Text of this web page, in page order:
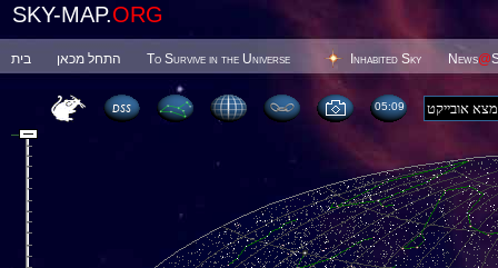
SKY-MAP.ORG
בית התחל מכאן To Survive in the Universe Inhabited Sky News@
05 09